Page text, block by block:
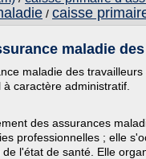
/ caisse
maladie
maladie des
caractère administratif.
des assurances
professionnelles ; elle
l'état de santé. Elle